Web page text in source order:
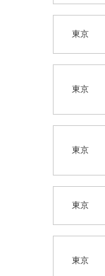
東京
東京
東京
東京
東京